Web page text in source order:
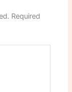
Required